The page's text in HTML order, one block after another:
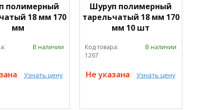
полимерный
18 мм 170
мм
В наличии
Узнать цену
Шуруп полимерный
тарельчатый 18 мм 170
мм 10 шт
Код товара:
1267
В наличии
Не указана Узнать цену